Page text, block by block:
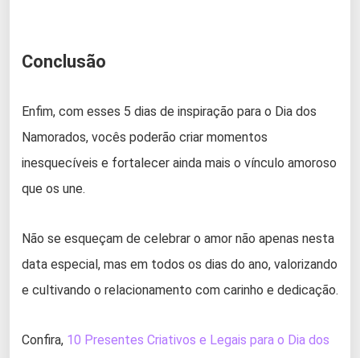
Conclusão
Enfim, com esses 5 dias de inspiração para o Dia dos
Namorados, vocês poderão criar momentos
inesquecíveis e fortalecer ainda mais o vínculo amoroso
que os une.
Não se esqueçam de celebrar o amor não apenas nesta
data especial, mas em todos os dias do ano, valorizando
e cultivando o relacionamento com carinho e dedicação.
Confira, 10 Presentes Criativos e Legais para o Dia dos